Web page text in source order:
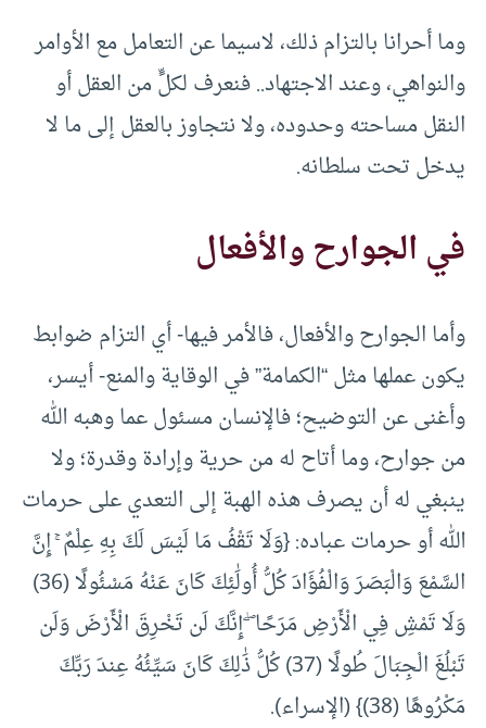
وما أحرانا بالتزام ذلك، لاسيما عن التعامل مع الأوامر
والنواهي، وعند الاجتهاد.. فنعرف لكلٍّ من العقل أو
النقل مساحته وحدوده، ولا نتجاوز بالعقل إلى ما لا
يدخل تحت سلطانه.
في الجوارح والأفعال
وأما الجوارح والأفعال، فالأمر فيها- أي التزام ضوابط
يكون عملها مثل “الكمامة” في الوقاية والمنع- أيسر،
وأغنى عن التوضيح؛ فالإنسان مسئول عما وهبه الله
من جوارح، وما أتاح له من حرية وإرادة وقدرة؛ ولا
ينبغي له أن يصرف هذه الهبة إلى التعدي على حرمات
الله أو حرمات عباده: {وَلَا تَقْفُ مَا لَيْسَ لَكَ بِهِ عِلْمٌ ۚ إِنَّ
السَّمْعَ وَالْبَصَرَ وَالْفُؤَادَ كُلُّ أُولَٰئِكَ كَانَ عَنْهُ مَسْئُولًا (36)
وَلَا تَمْشِ فِي الْأَرْضِ مَرَحًا ۖ إِنَّكَ لَن تَخْرِقَ الْأَرْضَ وَلَن
تَبْلُغَ الْجِبَالَ طُولًا (37) كُلُّ ذَٰلِكَ كَانَ سَيِّئُهُ عِندَ رَبِّكَ
مَكْرُوهًا (38)} (الإسراء).